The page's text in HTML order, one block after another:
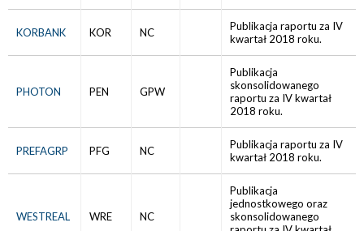
KORBANK KOR NC
Publikacja raportu za IV
kwartał 2018 roku.
PHOTON PEN GPW
Publikacja
skonsolidowanego
raportu za IV kwartał
2018 roku.
PREFAGRP PFG NC
Publikacja raportu za IV
kwartał 2018 roku.
WESTREAL WRE NC
Publikacja
jednostkowego oraz
skonsolidowanego